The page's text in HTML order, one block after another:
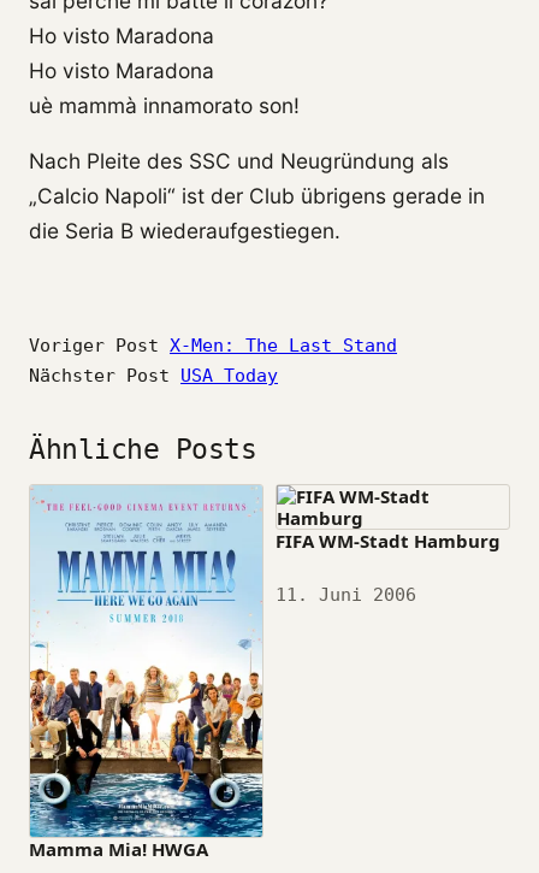
Ho visto Maradona
Ho visto Maradona
uè mammà innamorato son!
Nach Pleite des SSC und Neugründung als
„Calcio Napoli“ ist der Club übrigens gerade in
die Seria B wiederaufgestiegen.
Voriger Post X-Men: The Last Stand
Nächster Post
USA Today
Ähnliche Posts
Mamma Mia! HWGA
FIFA WM-Stadt Hamburg
Datum
11. Juni 2006